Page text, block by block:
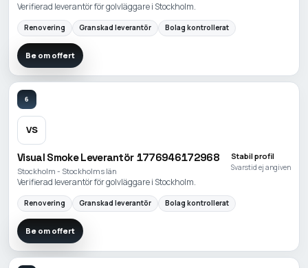
Verifierad leverantör för golvläggare i Stockholm.
Renovering Granskad leverantör Bolag kontrollerat
Be om offert
6
VS
Visual Smoke Leverantör 1776946172968
Stockholm - Stockholms län
Stabil profil
Svarstid ej angiven
Verifierad leverantör för golvläggare i Stockholm.
Renovering Granskad leverantör Bolag kontrollerat
Be om offert